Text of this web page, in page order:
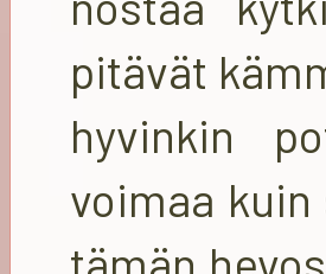
pitävät
hyvinkin
voimaa
tämän